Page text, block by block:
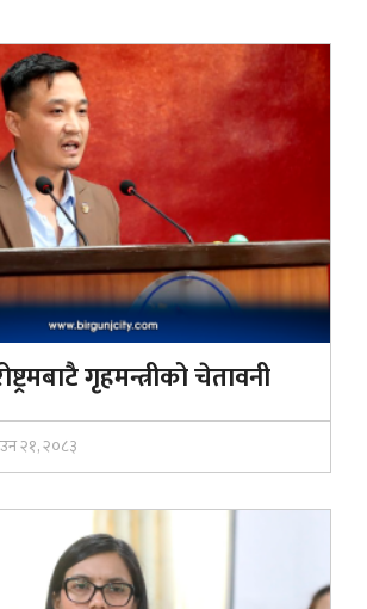
गृहमन्त्रीको चेतावनी
२१, २०८३